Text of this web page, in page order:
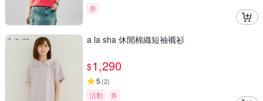
券
a la sha 休閒棉織短袖襯衫
$1,290
5 (2)
活動 券